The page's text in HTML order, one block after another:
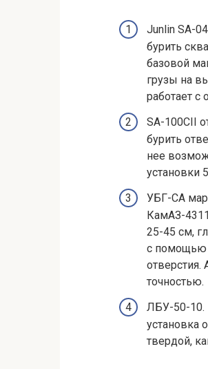
Junlin SA-
бурить
базовой
грузы на
работает
SA-100CII
бурить
нее
установки
УБГ-СА
КамАЗ-
25-45 см,
с помощью
отверстия.
точностью.
ЛБУ-50-10.
установка
твердой,